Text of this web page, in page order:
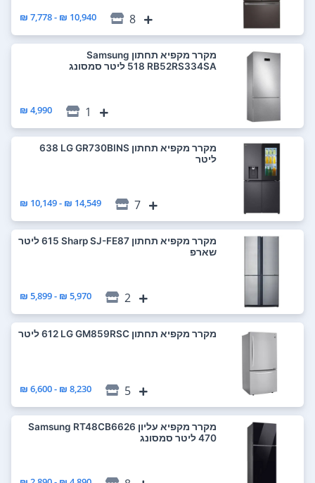
8
10,940 ₪ - 7,778 ₪
מקרר ‏מקפיא תחתון Samsung
RB52RS334SA ‏518 ‏ליטר סמסונג
1
4,990 ₪
מקרר ‏מקפיא תחתון LG GR730BINS ‏638
‏ליטר
7
14,549 ₪ - 10,149 ₪
מקרר ‏מקפיא תחתון Sharp SJ-FE87 ‏615 ‏ליטר
שארפ
2
5,970 ₪ - 5,899 ₪
מקרר ‏מקפיא תחתון LG GM859RSC ‏612 ‏ליטר
5
8,230 ₪ - 6,600 ₪
מקרר ‏מקפיא עליון Samsung RT48CB6626